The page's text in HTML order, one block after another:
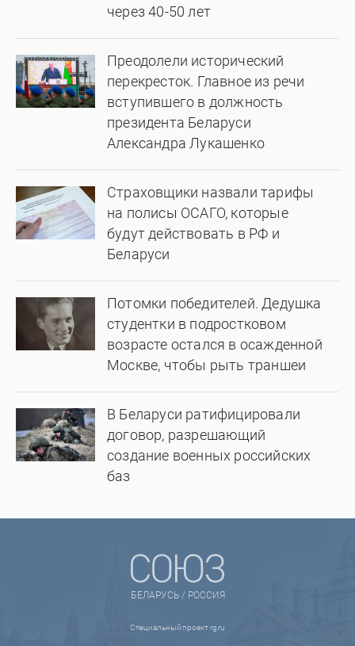
через 40-50 лет
Преодолели исторический
перекресток. Главное из речи
вступившего в должность
президента Беларуси
Александра Лукашенко
Страховщики назвали тарифы
на полисы ОСАГО, которые
будут действовать в РФ и
Беларуси
Потомки победителей. Дедушка
студентки в подростковом
возрасте остался в осажденной
Москве, чтобы рыть траншеи
В Беларуси ратифицировали
договор, разрешающий
создание военных российских
баз
БЕЛАРУСЬ / РОССИЯ
Специальный проект rg.ru